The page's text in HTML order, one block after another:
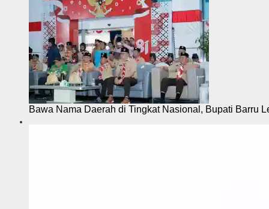
Bawa Nama Daerah di Tingkat Nasional, Bupati Barru